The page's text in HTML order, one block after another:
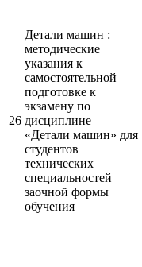
26
Детали машин :
методические
указания к
самостоятельной
подготовке к
экзамену по
дисциплине
«Детали машин» для
студентов
технических
специальностей
заочной формы
обучения